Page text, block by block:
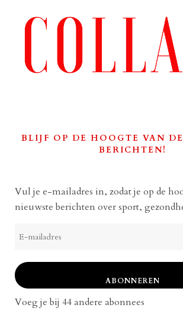
BLIJF OP DE HOOGTE VAN
BERICHTEN!
Vul je e-mailadres in, zodat je op de
nieuwste berichten over sport,
mailadres
ABONNEREN
Voeg je bij 44 andere abonnees